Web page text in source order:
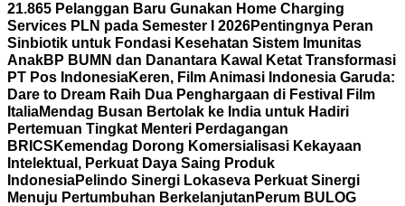
21.865 Pelanggan Baru Gunakan Home Charging
Services PLN pada Semester I 2026Pentingnya Peran
Sinbiotik untuk Fondasi Kesehatan Sistem Imunitas
AnakBP BUMN dan Danantara Kawal Ketat Transformasi
PT Pos IndonesiaKeren, Film Animasi Indonesia Garuda:
Dare to Dream Raih Dua Penghargaan di Festival Film
ItaliaMendag Busan Bertolak ke India untuk Hadiri
Pertemuan Tingkat Menteri Perdagangan
BRICS Kemendag Dorong Komersialisasi Kekayaan
Intelektual, Perkuat Daya Saing Produk
IndonesiaPelindo Sinergi Lokaseva Perkuat Sinergi
Menuju Pertumbuhan Berkelanjutan Perum BULOG